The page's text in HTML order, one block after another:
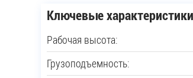
Ключевые
Рабочая высота:
Грузоподъемность: